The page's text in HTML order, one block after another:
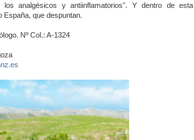
los analgésicos y antiinflamatorios". Y dentro de esta
que despuntan.
Nº Col.: A-1324